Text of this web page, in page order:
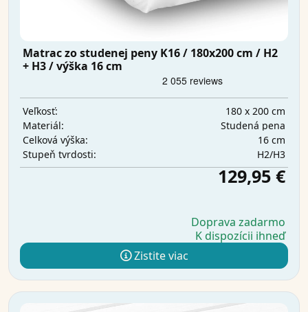
Matrac zo studenej peny K16 / 180x200 cm / H2
+ H3 / výška 16 cm
Veľkosť:
180 x 200 cm
Materiál:
Studená pena
Celková výška:
16 cm
Stupeň tvrdosti:
H2/H3
129,95 €
Doprava zadarmo
K dispozícii ihneď
Zistite viac